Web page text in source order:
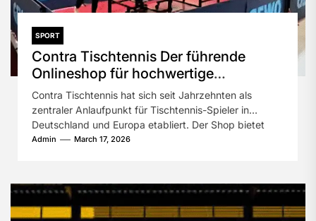
SPORT
Contra Tischtennis Der führende
Onlineshop für hochwertige
Tischtennis-Ausrüstung
Contra Tischtennis hat sich seit Jahrzehnten als
zentraler Anlaufpunkt für Tischtennis-Spieler in
Deutschland und Europa etabliert. Der Shop bietet
eine...
Admin March 17, 2026